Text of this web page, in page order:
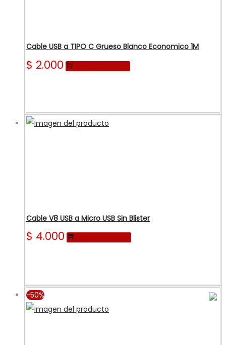
Cable USB a TIPO C Grueso Blanco Economico 1M
$ 2.000
Cable V8 USB a Micro USB Sin Blister
$ 4.000
-50%